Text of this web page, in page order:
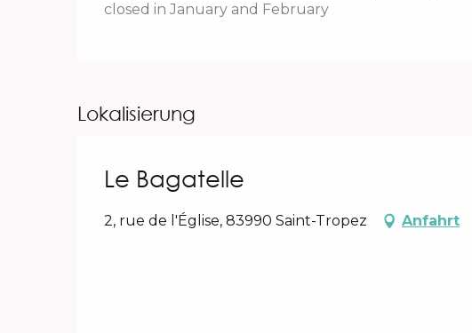
closed in January and February
Lokalisierung
Le Bagatelle
2, rue de l'Église, 83990 Saint-Tropez Anfahrt